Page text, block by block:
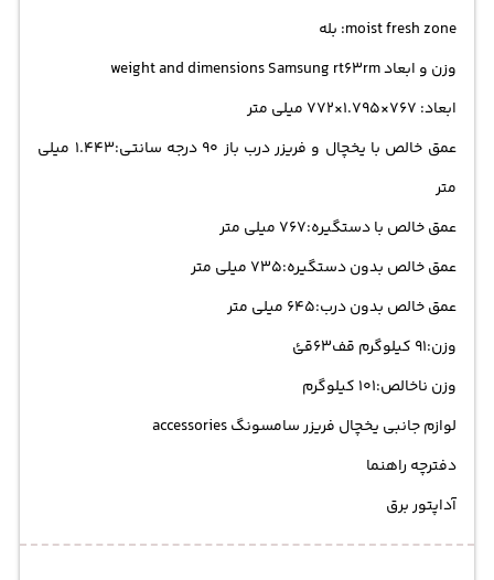
moist fresh zone: بله
وزن و ابعاد weight and dimensions Samsung rt63rm
ابعاد: 767×1.795×772 میلی متر
عمق خالص با یخچال و فریزر درب باز 90 درجه سانتی:1.443 میلی
متر
عمق خالص با دستگیره:767 میلی متر
عمق خالص بدون دستگیره:735 میلی متر
عمق خالص بدون درب:645 میلی متر
وزن:91 کیلوگرم قف63قئ
وزن ناخالص:101 کیلوگرم
لوازم جانبی یخچال فریزر سامسونگ accessories
دفترچه راهنما
آداپتور برق